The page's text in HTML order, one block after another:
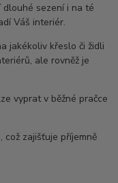
dlouhé sezení i na té
Váš interiér.
jakékoliv křeslo či židli
ale rovněž je
vyprat v běžné pračce
zajišťuje příjemně